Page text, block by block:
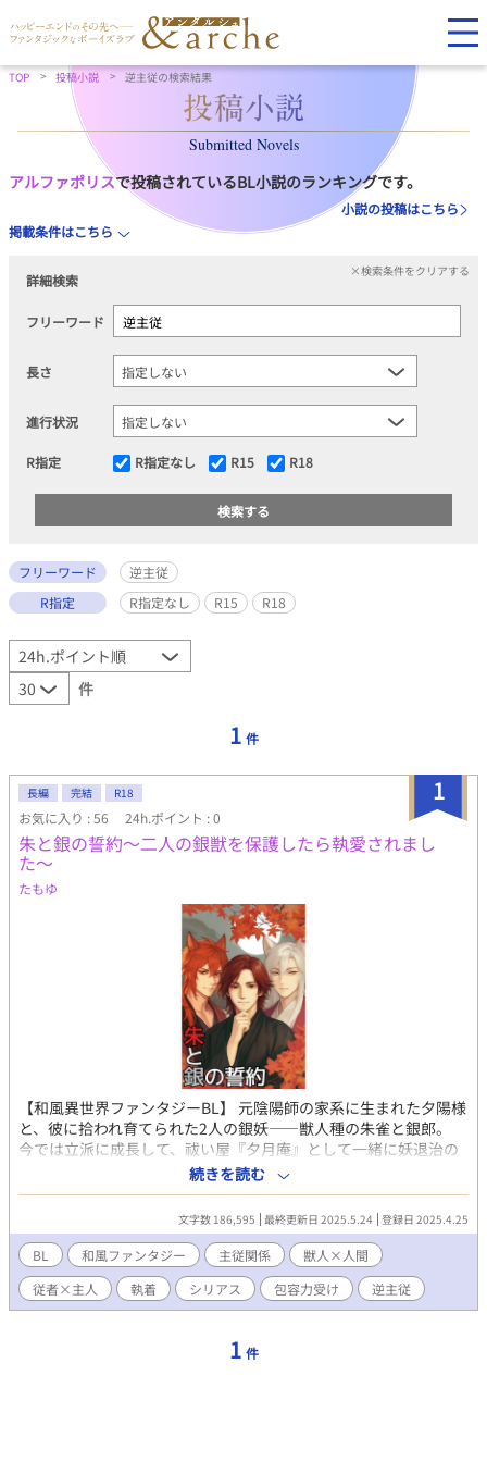
TOP 投稿小説 逆主従の検索結果
Submitted Novels
アルファポリスで投稿されているBL小説のランキングです。
小説の投稿はこちら
掲載条件はこちら
詳細検索
×検索条件をクリアする
フリーワード
長さ
進行状況
R指定 R指定なし R15 R18
フリーワード
逆主従
R指定
R指定なし R15 R18
件
1 件
1
長編 完結 R18
お気に入り : 56 24h.ポイント : 0
朱と銀の誓約〜二人の銀獣を保護したら執愛されまし
た〜
たもゆ
【和風異世界ファンタジーBL】 元陰陽師の家系に生まれた夕陽様
と、彼に拾われ育てられた2人の銀妖――獣人種の朱雀と銀郎。
今では立派に成長して、祓い屋『夕月庵』として一緒に妖退治の
日々を送っています。 けれど、2人の想いは主様に届かなく
て……？ 主従、切な甘、ほのぼのお仕事パートありの恋慕BL。
※話数未定／後半にR展開あり
続きを読む
文字数 186,595 最終更新日 2025.5.24 登録日 2025.4.25
BL 和風ファンタジー 主従関係
獣人×人間
従者×主人
執着 シリアス 包容力受け 逆主従
1 件